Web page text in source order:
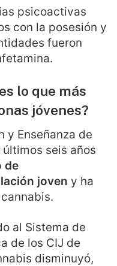
psicoactivas
con la posesión y
fueron
lo que más
jóvenes?
y Enseñanza de
seis años
de
joven y ha
al Sistema de
de los CIJ de
disminuyó,